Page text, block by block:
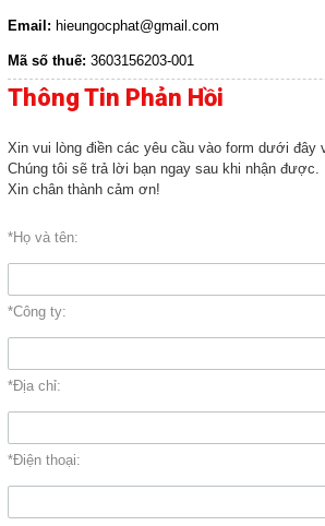
Email: hieungocphat@gmail.com
Mã số thuế: 3603156203-001
Thông Tin Phản Hồi
Xin vui lòng điền các yêu cầu vào form dưới đây
Chúng tôi sẽ trả lời bạn ngay sau khi nhận được.
Xin chân thành cảm ơn!
*Họ và tên:
*Công ty:
*Địa chỉ:
*Điện thoại:
HOÁ CHẤT NGHÀNH THỨC ĂN GIA
SÚC
TƯ VẤN MÔI TRƯỜNG
HÓA CHẤT NÔNG NGHIỆP
Đóng
TRÊN MẠNG XÃ HỘI
Google